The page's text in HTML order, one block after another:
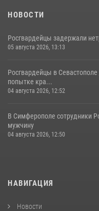
НОВОСТИ
Росгвардейцы задержали
05 августа 2026, 13:13
Росгвардейцы в
попытке кра...
04 августа 2026, 12:52
В Симферополе сотрудники
мужчину
04 августа 2026, 12:50
НАВИГАЦИЯ
Новости